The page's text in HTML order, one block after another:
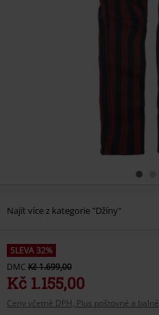
Najít více z kategorie "Džíny"
SLEVA 32%
DMC Kč 1.699,00
Kč 1.155,00
Ceny včetně DPH, Plus poštovné a balné